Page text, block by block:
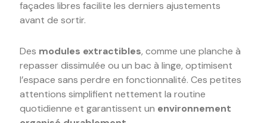
façades libres facilite les derniers ajustements
avant de sortir.
Des modules extractibles, comme une planche à
repasser dissimulée ou un bac à linge, optimisent
l’espace sans perdre en fonctionnalité. Ces petites
attentions simplifient nettement la routine
quotidienne et garantissent un environnement